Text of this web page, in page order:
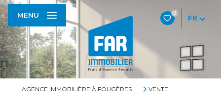
0
FR
MENU
AGENCE IMMOBILIÈRE À FOUGÈRES
VENTE